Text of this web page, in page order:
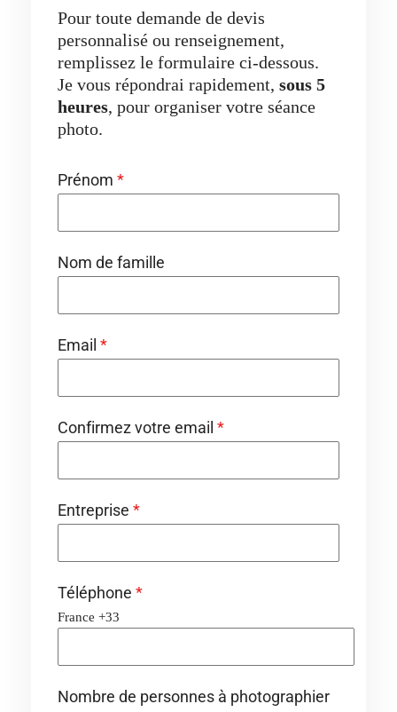
Pour toute demande de devis
personnalisé ou renseignement,
remplissez le formulaire ci-dessous.
Je vous répondrai rapidement, sous 5
heures, pour organiser votre séance
photo.
Prénom *
Nom de famille
Email *
Confirmez votre email *
Entreprise *
Téléphone *
France +33
Nombre de personnes à photographier